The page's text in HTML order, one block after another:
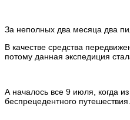
За неполных два месяца два
В качестве средства
потому данная экспедиция
А началось все 9 июля, когда
беспрецедентного